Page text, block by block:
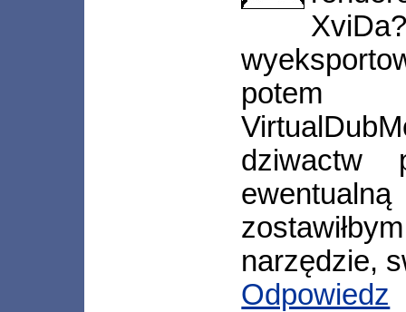
potem
narzędzie,
Odpowiedz